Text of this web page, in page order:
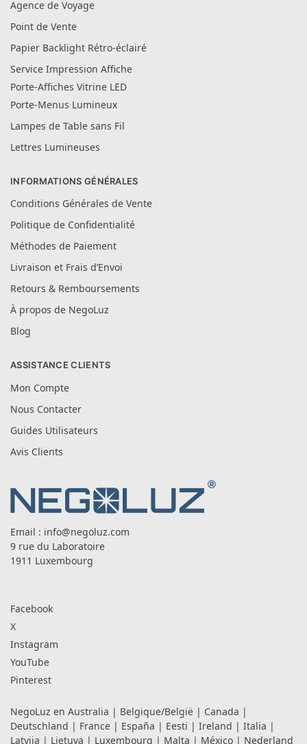
Agence de Voyage
Point de Vente
Papier Backlight Rétro-éclairé
Service Impression Affiche
Porte-Affiches Vitrine LED
Porte-Menus Lumineux
Lampes de Table sans Fil
Lettres Lumineuses
INFORMATIONS GÉNÉRALES
Conditions Générales de Vente
Politique de Confidentialité
Méthodes de Paiement
Livraison et Frais d’Envoi
Retours & Remboursements
À propos de NegoLuz
Blog
ASSISTANCE CLIENTS
Mon Compte
Nous Contacter
Guides Utilisateurs
Avis Clients
Email : info@negoluz.com
9 rue du Laboratoire
1911 Luxembourg
Facebook
X
Instagram
YouTube
Pinterest
NegoLuz en Australia | Belgique/België | Canada |
Deutschland | France | España | Eesti | Ireland | Italia |
Latvija | Lietuva | Luxembourg | Malta | México | Nederland